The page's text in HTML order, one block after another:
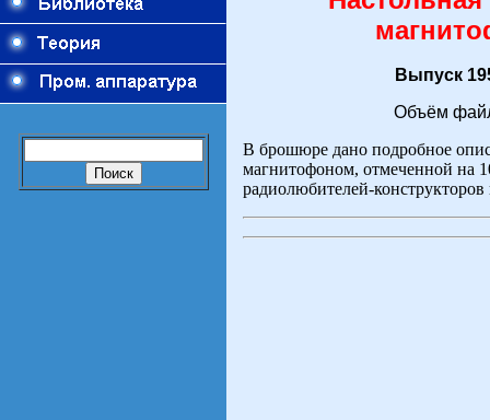
Выпуск
Объём
В брошюре дано подробное
магнитофоном, отмеченной на
радиолюбителей-